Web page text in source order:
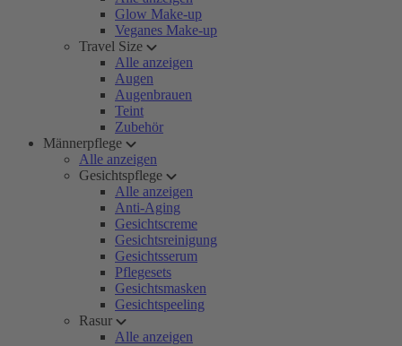
Glow Make-up
Veganes Make-up
Travel Size
Alle anzeigen
Augen
Augenbrauen
Teint
Zubehör
Männerpflege
Alle anzeigen
Gesichtspflege
Alle anzeigen
Anti-Aging
Gesichtscreme
Gesichtsreinigung
Gesichtsserum
Pflegesets
Gesichtsmasken
Gesichtspeeling
Rasur
Alle anzeigen